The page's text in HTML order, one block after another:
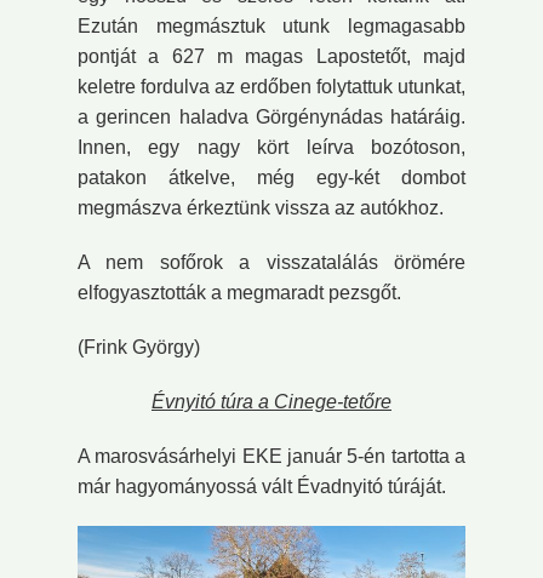
Ezután megmásztuk utunk legmagasabb
pontját a 627 m magas Lapostetőt, majd
keletre fordulva az erdőben folytattuk utunkat,
a gerincen haladva Görgénynádas határáig.
Innen, egy nagy kört leírva bozótoson,
patakon átkelve, még egy-két dombot
megmászva érkeztünk vissza az autókhoz.
A nem sofőrok a visszatalálás örömére
elfogyasztották a megmaradt pezsgőt.
(Frink György)
Évnyitó túra a Cinege-tetőre
A marosvásárhelyi EKE január 5-én tartotta a
már hagyományossá vált Évadnyitó túráját.